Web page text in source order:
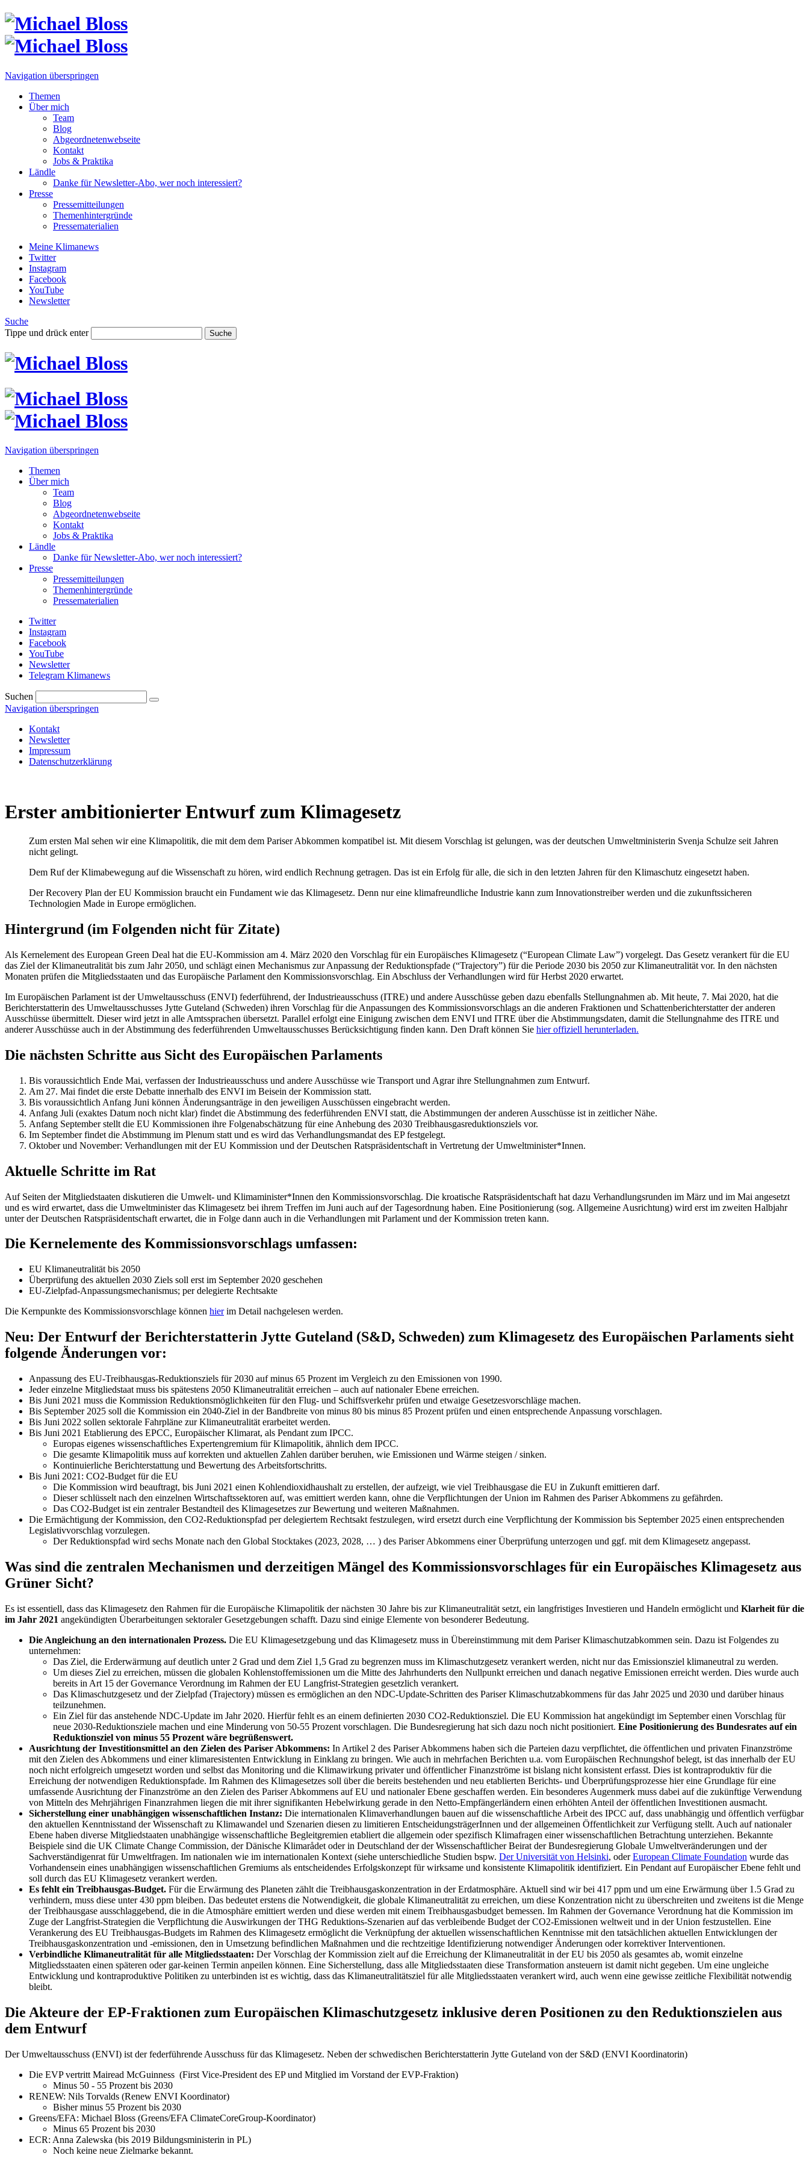
Navigation überspringen
Themen
Über mich
Team
Blog
Abgeordnetenwebseite
Kontakt
Jobs & Praktika
Ländle
Danke für Newsletter-Abo, wer noch interessiert?
Presse
Pressemitteilungen
Themenhintergründe
Pressematerialien
Meine Klimanews
Twitter
Instagram
Facebook
YouTube
Newsletter
Suche
Tippe und drück enter
Suche
Navigation überspringen
Themen
Über mich
Team
Blog
Abgeordnetenwebseite
Kontakt
Jobs & Praktika
Ländle
Danke für Newsletter-Abo, wer noch interessiert?
Presse
Pressemitteilungen
Themenhintergründe
Pressematerialien
Twitter
Instagram
Facebook
YouTube
Newsletter
Telegram Klimanews
Suchen
Navigation überspringen
Kontakt
Newsletter
Impressum
Datenschutzerklärung
Erster ambitionierter Entwurf zum Klimagesetz
Zum ersten Mal sehen wir eine Klimapolitik, die mit dem dem Pariser Abkommen kompatibel ist. Mit diesem Vorschlag ist gelungen, was der deutschen Umweltministerin Svenja Schulze seit Jahren
nicht gelingt.
Dem Ruf der Klimabewegung auf die Wissenschaft zu hören, wird endlich Rechnung getragen. Das ist ein Erfolg für alle, die sich in den letzten Jahren für den Klimaschutz eingesetzt haben.
Der Recovery Plan der EU Kommission braucht ein Fundament wie das Klimagesetz. Denn nur eine klimafreundliche Industrie kann zum Innovationstreiber werden und die zukunftssicheren
Technologien Made in Europe ermöglichen.
Hintergrund (im Folgenden nicht für Zitate)
Als Kernelement des European Green Deal hat die EU-Kommission am 4. März 2020 den Vorschlag für ein Europäisches Klimagesetz (“European Climate Law”) vorgelegt. Das Gesetz verankert für die EU
das Ziel der Klimaneutralität bis zum Jahr 2050, und schlägt einen Mechanismus zur Anpassung der Reduktionspfade (“Trajectory”) für die Periode 2030 bis 2050 zur Klimaneutralität vor. In den nächsten
Monaten prüfen die Mitgliedsstaaten und das Europäische Parlament den Kommissionsvorschlag. Ein Abschluss der Verhandlungen wird für Herbst 2020 erwartet.
Im Europäischen Parlament ist der Umweltausschuss (ENVI) federführend, der Industrieausschuss (ITRE) und andere Ausschüsse geben dazu ebenfalls Stellungnahmen ab. Mit heute, 7. Mai 2020, hat die
Berichterstatterin des Umweltausschusses Jytte Guteland (Schweden) ihren Vorschlag für die Anpassungen des Kommissionsvorschlags an die anderen Fraktionen und Schattenberichterstatter der anderen
Ausschüsse übermittelt. Dieser wird jetzt in alle Amtssprachen übersetzt. Parallel erfolgt eine Einigung zwischen dem ENVI und ITRE über die Abstimmungsdaten, damit die Stellungnahme des ITRE und
anderer Ausschüsse auch in der Abstimmung des federführenden Umweltausschusses Berücksichtigung finden kann. Den Draft können Sie hier offiziell herunterladen.
Die nächsten Schritte aus Sicht des Europäischen Parlaments
Bis voraussichtlich Ende Mai, verfassen der Industrieausschuss und andere Ausschüsse wie Transport und Agrar ihre Stellungnahmen zum Entwurf.
Am 27. Mai findet die erste Debatte innerhalb des ENVI im Beisein der Kommission statt.
Bis voraussichtlich Anfang Juni können Änderungsanträge in den jeweiligen Ausschüssen eingebracht werden.
Anfang Juli (exaktes Datum noch nicht klar) findet die Abstimmung des federführenden ENVI statt, die Abstimmungen der anderen Ausschüsse ist in zeitlicher Nähe.
Anfang September stellt die EU Kommissionen ihre Folgenabschätzung für eine Anhebung des 2030 Treibhausgasreduktionsziels vor.
Im September findet die Abstimmung im Plenum statt und es wird das Verhandlungsmandat des EP festgelegt.
Oktober und November: Verhandlungen mit der EU Kommission und der Deutschen Ratspräsidentschaft in Vertretung der Umweltminister*Innen.
Aktuelle Schritte im Rat
Auf Seiten der Mitgliedstaaten diskutieren die Umwelt- und Klimaminister*Innen den Kommissionsvorschlag. Die kroatische Ratspräsidentschaft hat dazu Verhandlungsrunden im März und im Mai angesetzt
und es wird erwartet, dass die Umweltminister das Klimagesetz bei ihrem Treffen im Juni auch auf der Tagesordnung haben. Eine Positionierung (sog. Allgemeine Ausrichtung) wird erst im zweiten Halbjahr
unter der Deutschen Ratspräsidentschaft erwartet, die in Folge dann auch in die Verhandlungen mit Parlament und der Kommission treten kann.
Die Kernelemente des Kommissionsvorschlags umfassen:
EU Klimaneutralität bis 2050
Überprüfung des aktuellen 2030 Ziels soll erst im September 2020 geschehen
EU-Zielpfad-Anpassungsmechanismus; per delegierte Rechtsakte
Die Kernpunkte des Kommissionsvorschlage können hierim Detail nachgelesen werden.
Neu: Der Entwurf der Berichterstatterin Jytte Guteland (S&D, Schweden) zum Klimagesetz des Europäischen Parlaments sieht
folgende Änderungen vor:
Anpassung des EU-Treibhausgas-Reduktionsziels für 2030 auf minus 65 Prozent im Vergleich zu den Emissionen von 1990.
Jeder einzelne Mitgliedstaat muss bis spätestens 2050 Klimaneutralität erreichen – auch auf nationaler Ebene erreichen.
Bis Juni 2021 muss die Kommission Reduktionsmöglichkeiten für den Flug- und Schiffsverkehr prüfen und etwaige Gesetzesvorschläge machen.
Bis September 2025 soll die Kommission ein 2040-Ziel in der Bandbreite von minus 80 bis minus 85 Prozent prüfen und einen entsprechende Anpassung vorschlagen.
Bis Juni 2022 sollen sektorale Fahrpläne zur Klimaneutralität erarbeitet werden.
Bis Juni 2021 Etablierung des EPCC, Europäischer Klimarat, als Pendant zum IPCC.
Europas eigenes wissenschaftliches Expertengremium für Klimapolitik, ähnlich dem IPCC.
Die gesamte Klimapolitik muss auf korrekten und aktuellen Zahlen darüber beruhen, wie Emissionen und Wärme steigen / sinken.
Kontinuierliche Berichterstattung und Bewertung des Arbeitsfortschritts.
Bis Juni 2021: CO2-Budget für die EU
Die Kommission wird beauftragt, bis Juni 2021 einen Kohlendioxidhaushalt zu erstellen, der aufzeigt, wie viel Treibhausgase die EU in Zukunft emittieren darf.
Dieser schlüsselt nach den einzelnen Wirtschaftssektoren auf, was emittiert werden kann, ohne die Verpflichtungen der Union im Rahmen des Pariser Abkommens zu gefährden.
Das CO2-Budget ist ein zentraler Bestandteil des Klimagesetzes zur Bewertung und weiteren Maßnahmen.
Die Ermächtigung der Kommission, den CO2-Reduktionspfad per delegiertem Rechtsakt festzulegen, wird ersetzt durch eine Verpflichtung der Kommission bis September 2025 einen entsprechenden
Legislativvorschlag vorzulegen.
Der Reduktionspfad wird sechs Monate nach den Global Stocktakes (2023, 2028, … ) des Pariser Abkommens einer Überprüfung unterzogen und ggf. mit dem Klimagesetz angepasst.
Was sind die zentralen Mechanismen und derzeitigen Mängel des Kommissionsvorschlages für ein Europäisches Klimagesetz aus
Grüner Sicht?
Es ist essentiell, dass das Klimagesetz den Rahmen für die Europäische Klimapolitik der nächsten 30 Jahre bis zur Klimaneutralität setzt, ein langfristiges Investieren und Handeln ermöglicht und Klarheit für die
im Jahr 2021 angekündigten Überarbeitungen sektoraler Gesetzgebungen schafft. Dazu sind einige Elemente von besonderer Bedeutung.
Die Angleichung an den internationalen Prozess. Die EU Klimagesetzgebung und das Klimagesetz muss in Übereinstimmung mit dem Pariser Klimaschutzabkommen sein. Dazu ist Folgendes zu
unternehmen:
Das Ziel, die Erderwärmung auf deutlich unter 2 Grad und dem Ziel 1,5 Grad zu begrenzen muss im Klimaschutzgesetz verankert werden, nicht nur das Emissionsziel klimaneutral zu werden.
Um dieses Ziel zu erreichen, müssen die globalen Kohlenstoffemissionen um die Mitte des Jahrhunderts den Nullpunkt erreichen und danach negative Emissionen erreicht werden. Dies wurde auch
bereits in Art 15 der Governance Verordnung im Rahmen der EU Langfrist-Strategien gesetzlich verankert.
Das Klimaschutzgesetz und der Zielpfad (Trajectory) müssen es ermöglichen an den NDC-Update-Schritten des Pariser Klimaschutzabkommens für das Jahr 2025 und 2030 und darüber hinaus
teilzunehmen.
Ein Ziel für das anstehende NDC-Update im Jahr 2020. Hierfür fehlt es an einem definierten 2030 CO2-Reduktionsziel. Die EU Kommission hat angekündigt im September einen Vorschlag für
neue 2030-Reduktionsziele machen und eine Minderung von 50-55 Prozent vorschlagen. Die Bundesregierung hat sich dazu noch nicht positioniert. Eine Positionierung des Bundesrates auf ein
Reduktionsziel von minus 55 Prozent wäre begrüßenswert.
Ausrichtung der Investitionsmittel an den Zielen des Pariser Abkommens: In Artikel 2 des Pariser Abkommens haben sich die Parteien dazu verpflichtet, die öffentlichen und privaten Finanzströme
mit den Zielen des Abkommens und einer klimaresistenten Entwicklung in Einklang zu bringen. Wie auch in mehrfachen Berichten u.a. vom Europäischen Rechnungshof belegt, ist das innerhalb der EU
noch nicht erfolgreich umgesetzt worden und selbst das Monitoring und die Klimawirkung privater und öffentlicher Finanzströme ist bislang nicht konsistent erfasst. Dies ist kontraproduktiv für die
Erreichung der notwendigen Reduktionspfade. Im Rahmen des Klimagesetzes soll über die bereits bestehenden und neu etablierten Berichts- und Überprüfungsprozesse hier eine Grundlage für eine
umfassende Ausrichtung der Finanzströme an den Zielen des Pariser Abkommens auf EU und nationaler Ebene geschaffen werden. Ein besonderes Augenmerk muss dabei auf die zukünftige Verwendung
von Mitteln des Mehrjährigen Finanzrahmen liegen die mit ihrer signifikanten Hebelwirkung gerade in den Netto-Empfängerländern einen erhöhten Anteil der öffentlichen Investitionen ausmacht.
Sicherstellung einer unabhängigen wissenschaftlichen Instanz: Die internationalen Klimaverhandlungen bauen auf die wissenschaftliche Arbeit des IPCC auf, dass unabhängig und öffentlich verfügbar
den aktuellen Kenntnisstand der Wissenschaft zu Klimawandel und Szenarien diesen zu limitieren EntscheidungsträgerInnen und der allgemeinen Öffentlichkeit zur Verfügung stellt. Auch auf nationaler
Ebene haben diverse Mitgliedstaaten unabhängige wissenschaftliche Begleitgremien etabliert die allgemein oder spezifisch Klimafragen einer wissenschaftlichen Betrachtung unterziehen. Bekannte
Beispiele sind die UK Climate Change Commission, der Dänische Klimarådet oder in Deutschland der der Wissenschaftlicher Beirat der Bundesregierung Globale Umweltveränderungen und der
Sachverständigenrat für Umweltfragen. Im nationalen wie im internationalen Kontext (siehe unterschiedliche Studien bspw. Der Universität von Helsinki, oderEuropean Climate Foundation wurde das
Vorhandensein eines unabhängigen wissenschaftlichen Gremiums als entscheidendes Erfolgskonzept für wirksame und konsistente Klimapolitik identifiziert. Ein Pendant auf Europäischer Ebene fehlt und
soll durch das EU Klimagesetz verankert werden.
Es fehlt ein Treibhausgas-Budget. Für die Erwärmung des Planeten zählt die Treibhausgaskonzentration in der Erdatmosphäre. Aktuell sind wir bei 417 ppm und um eine Erwärmung über 1.5 Grad zu
verhindern, muss diese unter 430 ppm bleiben. Das bedeutet erstens die Notwendigkeit, die globale Klimaneutralität zu erreichen, um diese Konzentration nicht zu überschreiten und zweitens ist die Menge
der Treibhausgase ausschlaggebend, die in die Atmosphäre emittiert werden und diese werden mit einem Treibhausgasbudget bemessen. Im Rahmen der Governance Verordnung hat die Kommission im
Zuge der Langfrist-Strategien die Verpflichtung die Auswirkungen der THG Reduktions-Szenarien auf das verbleibende Budget der CO2-Emissionen weltweit und in der Union festzustellen. Eine
Verankerung des EU Treibhausgas-Budgets im Rahmen des Klimagesetz ermöglicht die Verknüpfung der aktuellen wissenschaftlichen Kenntnisse mit den tatsächlichen aktuellen Entwicklungen der
Treibhausgaskonzentration und -emissionen, den in Umsetzung befindlichen Maßnahmen und die rechtzeitige Identifizierung notwendiger Änderungen oder korrektiver Interventionen.
Verbindliche Klimaneutralität für alle Mitgliedsstaaten: Der Vorschlag der Kommission zielt auf die Erreichung der Klimaneutralität in der EU bis 2050 als gesamtes ab, womit einzelne
Mitgliedsstaaten einen späteren oder gar-keinen Termin anpeilen können. Eine Sicherstellung, dass alle Mitgliedsstaaten diese Transformation ansteuern ist damit nicht gegeben. Um eine ungleiche
Entwicklung und kontraproduktive Politiken zu unterbinden ist es wichtig, dass das Klimaneutralitätsziel für alle Mitgliedsstaaten verankert wird, auch wenn eine gewisse zeitliche Flexibilität notwendig
bleibt.
Die Akteure der EP-Fraktionen zum Europäischen Klimaschutzgesetz inklusive deren Positionen zu den Reduktionszielen aus
dem Entwurf
Der Umweltausschuss (ENVI) ist der federführende Ausschuss für das Klimagesetz. Neben der schwedischen Berichterstatterin Jytte Guteland von der S&D (ENVI Koordinatorin)
Die EVP vertritt Mairead McGuinness (First Vice-President des EP und Mitglied im Vorstand der EVP-Fraktion)
Minus 50 - 55 Prozent bis 2030
RENEW: Nils Torvalds (Renew ENVI Koordinator)
Bisher minus 55 Prozent bis 2030
Greens/EFA: Michael Bloss (Greens/EFA ClimateCoreGroup-Koordinator)
Minus 65 Prozent bis 2030
ECR: Anna Zalewska (bis 2019 Bildungsministerin in PL)
Noch keine neue Zielmarke bekannt.